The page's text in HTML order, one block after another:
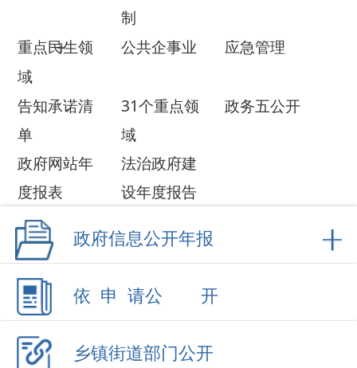
政府网站年
法治政府建
政府信息公开年报
依 申 请公 开
乡镇街道部门公开
惠民惠农补贴
2026年阿图什市妇女联合会惠民惠农财政补贴政策
清单
2026年阿图什市总工会惠民惠农财政补贴政策清单